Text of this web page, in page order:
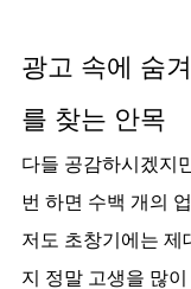
광고 속에 숨
를 찾는 안목
다들 공감하시겠지
번 하면 수백 개의
저도 초창기에는 제
지 정말 고생을 많